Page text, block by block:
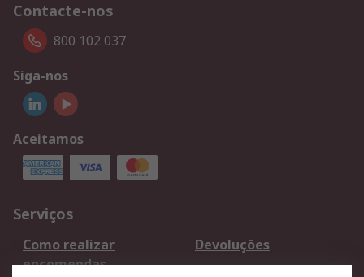
Contacte-nos
800 102 037
Siga-nos
Aceitamos
Serviços
Como realizar
encomendas
Devoluções